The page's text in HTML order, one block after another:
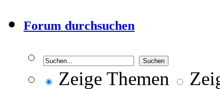
Forum durchsuchen
Zeige Themen